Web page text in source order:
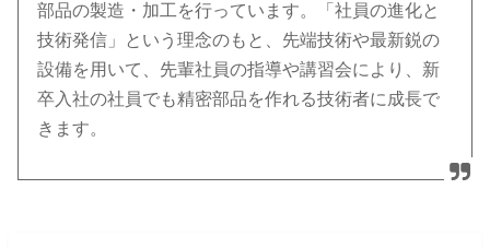
部品の製造・加工を行っています。「社員の進化と
技術発信」という理念のもと、先端技術や最新鋭の
設備を用いて、先輩社員の指導や講習会により、新
卒入社の社員でも精密部品を作れる技術者に成長で
きます。